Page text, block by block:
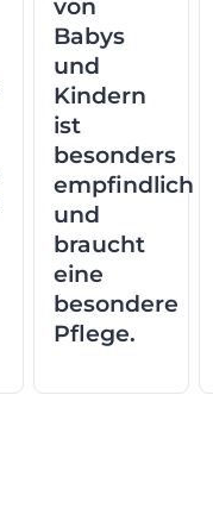
von
Babys
und
Kindern
ist
besonders
empfindlich
und
braucht
eine
besondere
Pflege.